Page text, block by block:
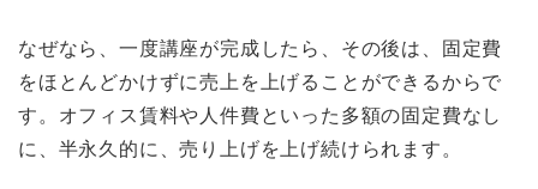
なぜなら、一度講座が完成したら、その後は、固定費
をほとんどかけずに売上を上げることができるからで
す。オフィス賃料や人件費といった多額の固定費なし
に、半永久的に、売り上げを上げ続けられます。